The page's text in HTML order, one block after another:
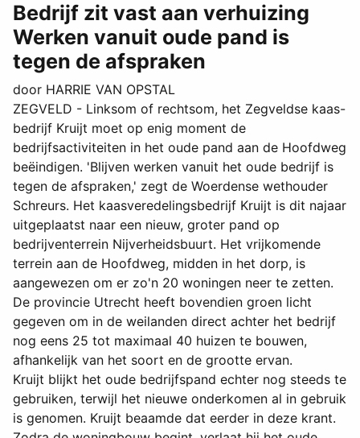
Bedrijf zit vast aan verhuizing
Werken vanuit oude pand is
tegen de afspraken
door HARRIE VAN OPSTAL
ZEGVELD - Linksom of rechtsom, het Zegveldse kaas-
bedrijf Kruijt moet op enig moment de
bedrijfsactiviteiten in het oude pand aan de Hoofdweg
beëindigen. 'Blijven werken vanuit het oude bedrijf is
tegen de afspraken,' zegt de Woerdense wethouder
Schreurs. Het kaasveredelingsbedrijf Kruijt is dit najaar
uitgeplaatst naar een nieuw, groter pand op
bedrijventerrein Nijverheidsbuurt. Het vrijkomende
terrein aan de Hoofdweg, midden in het dorp, is
aangewezen om er zo'n 20 woningen neer te zetten.
De provincie Utrecht heeft bovendien groen licht
gegeven om in de weilanden direct achter het bedrijf
nog eens 25 tot maximaal 40 huizen te bouwen,
afhankelijk van het soort en de grootte ervan.
Kruijt blijkt het oude bedrijfspand echter nog steeds te
gebruiken, terwijl het nieuwe onderkomen al in gebruik
is genomen. Kruijt beaamde dat eerder in deze krant.